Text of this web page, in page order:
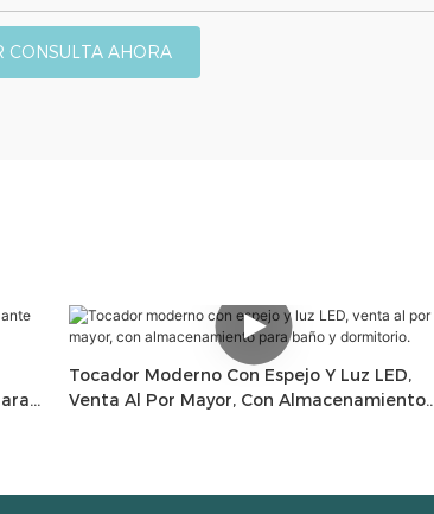
CONSULTA AHORA
Tocador Moderno Con Espejo Y Luz LED,
Venta Al Por Mayor, Con Almacenamiento